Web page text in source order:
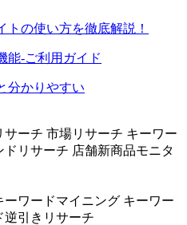
の使い方を徹底解説！
能-ご利用ガイド
分かりやすい
サーチ 市場リサーチ キーワー
ドリサーチ 店舗新商品モニタ
ーワードマイニング キーワー
逆引きリサーチ